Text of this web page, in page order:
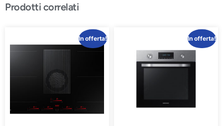
Prodotti correlati
In offerta! In offerta!